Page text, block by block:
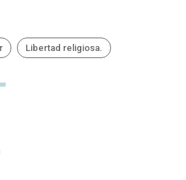
Libertad religiosa.